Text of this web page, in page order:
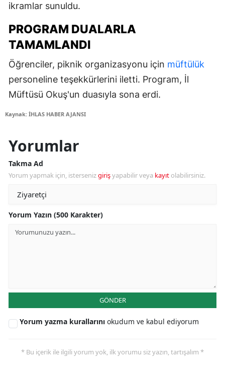
ikramlar sunuldu.
PROGRAM DUALARLA
TAMAMLANDI
Öğrenciler, piknik organizasyonu için müftülük
personeline teşekkürlerini iletti. Program, İl
Müftüsü Okuş'un duasıyla sona erdi.
Kaynak: İHLAS HABER AJANSI
Yorumlar
Takma Ad
Yorum yapmak için, istersenizgirişyapabilir veya kayıt olabilirsiniz.
Yorum Yazın (500 Karakter)
GÖNDER
Yorum yazma kurallarını okudum ve kabul ediyorum
* Bu içerik ile ilgili yorum yok, ilk yorumu siz yazın, tartışalım *